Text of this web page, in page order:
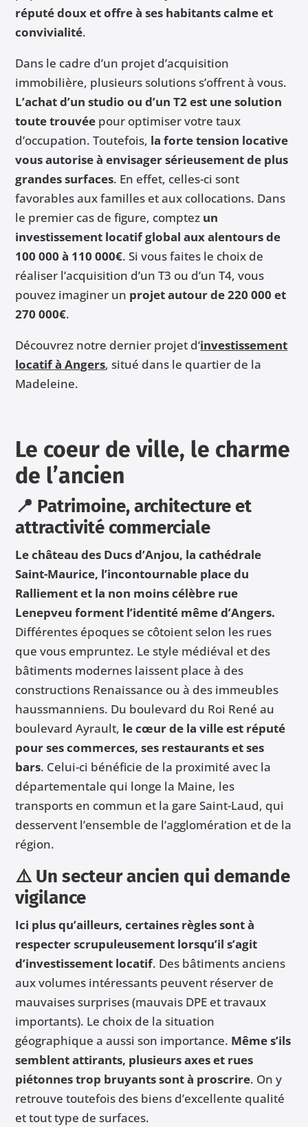
réputé doux et offre à ses habitants calme et
convivialité.
Dans le cadre d’un projet d’acquisition
immobilière, plusieurs solutions s’offrent à vous.
L’achat d’un studio ou d’un T2 est une solution
toute trouvée pour optimiser votre taux
d’occupation. Toutefois, la forte tension locative
vous autorise à envisager sérieusement de plus
grandes surfaces. En effet, celles-ci sont
favorables aux familles et aux collocations. Dans
le premier cas de figure, comptez un
investissement locatif global aux alentours de
100 000 à 110 000€. Si vous faites le choix de
réaliser l’acquisition d’un T3 ou d’un T4, vous
pouvez imaginer un projet autour de 220 000 et
270 000€.
Découvrez notre dernier projet d‘investissement
locatif à Angers, situé dans le quartier de la
Madeleine.
Le coeur de ville, le charme
de l’ancien
📍 Patrimoine, architecture et
attractivité commerciale
Le château des Ducs d’Anjou, la cathédrale
Saint-Maurice, l’incontournable place du
Ralliement et la non moins célèbre rue
Lenepveu forment l’identité même d’Angers.
Différentes époques se côtoient selon les rues
que vous empruntez. Le style médiéval et des
bâtiments modernes laissent place à des
constructions Renaissance ou à des immeubles
haussmanniens. Du boulevard du Roi René au
boulevard Ayrault, le cœur de la ville est réputé
pour ses commerces, ses restaurants et ses
bars. Celui-ci bénéficie de la proximité avec la
départementale qui longe la Maine, les
transports en commun et la gare Saint-Laud, qui
desservent l’ensemble de l’agglomération et de la
région.
⚠️ Un secteur ancien qui demande
vigilance
Ici plus qu’ailleurs, certaines règles sont à
respecter scrupuleusement lorsqu’il s’agit
d’investissement locatif. Des bâtiments anciens
aux volumes intéressants peuvent réserver de
mauvaises surprises (mauvais DPE et travaux
importants). Le choix de la situation
géographique a aussi son importance. Même s’ils
semblent attirants, plusieurs axes et rues
piétonnes trop bruyants sont à proscrire. On y
retrouve toutefois des biens d’excellente qualité
et tout type de surfaces.